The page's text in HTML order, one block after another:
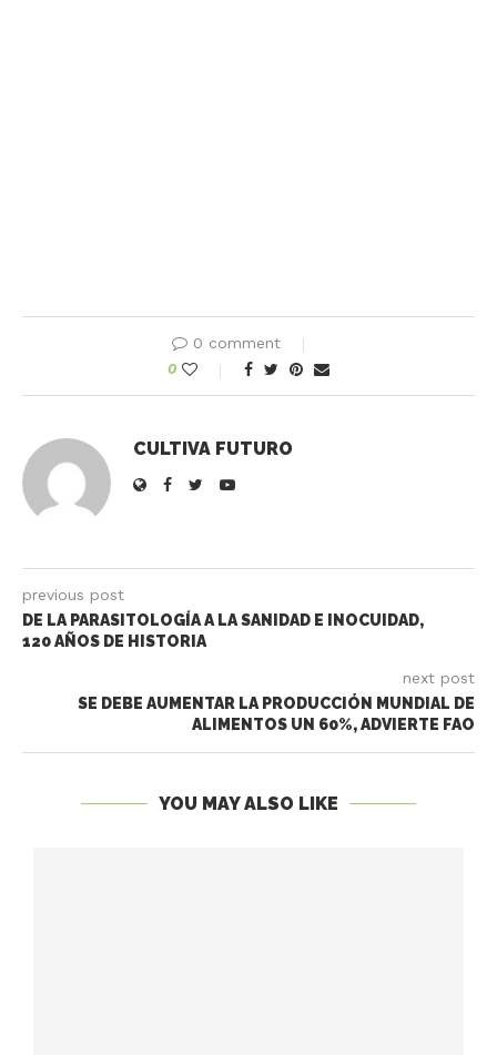
0 comment
0
CULTIVA FUTURO
previous post
DE LA PARASITOLOGÍA A LA SANIDAD E INOCUIDAD,
120 AÑOS DE HISTORIA
next post
SE DEBE AUMENTAR LA PRODUCCIÓN MUNDIAL DE
ALIMENTOS UN 60%, ADVIERTE FAO
YOU MAY ALSO LIKE